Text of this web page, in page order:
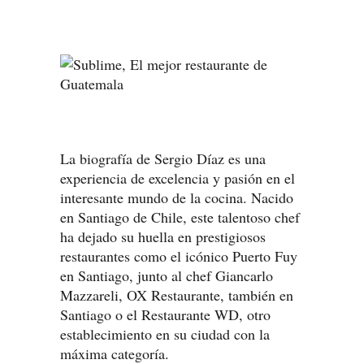
La biografía de Sergio Díaz es una
experiencia de excelencia y pasión en el
interesante mundo de la cocina. Nacido
en Santiago de Chile, este talentoso chef
ha dejado su huella en prestigiosos
restaurantes como el icónico Puerto Fuy
en Santiago, junto al chef Giancarlo
Mazzareli, OX Restaurante, también en
Santiago o el Restaurante WD, otro
establecimiento en su ciudad con la
máxima categoría.